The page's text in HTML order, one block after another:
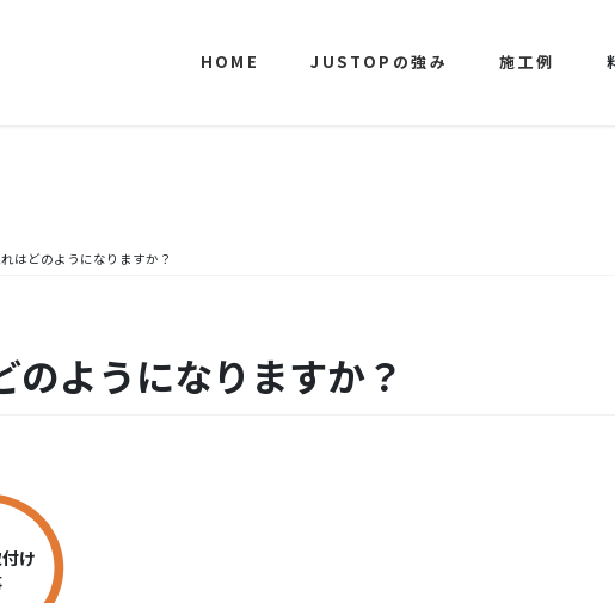
HOME JUSTOPの強み 施工例
はどのようになりますか？
ようになりますか？
け